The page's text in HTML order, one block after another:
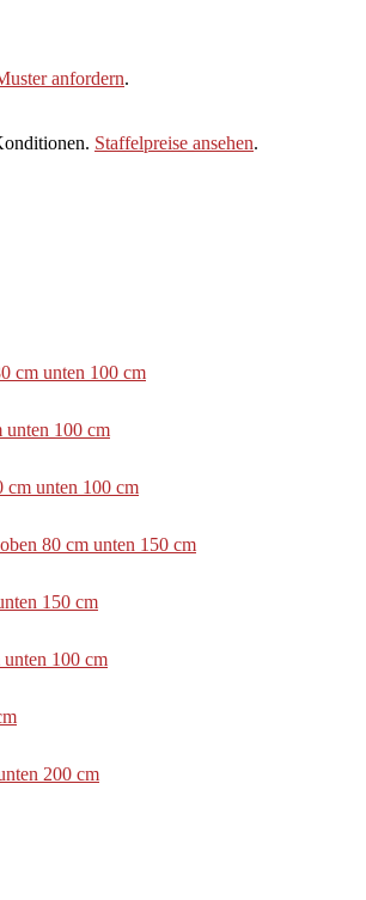
anfordern.
Staffelpreise ansehen.
cm unten 100 cm
100 cm
cm unten 100 cm
80 cm unten 150 cm
150 cm
100 cm
200 cm